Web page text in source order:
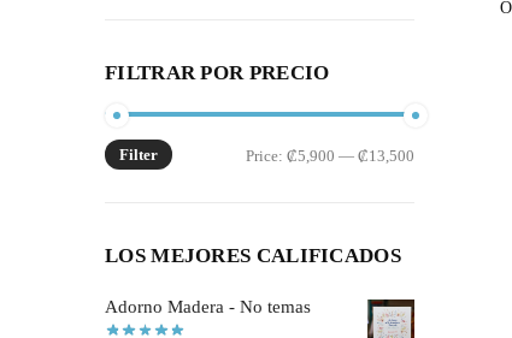
FILTRAR POR PRECIO
Filter Price:₡5,900 —₡13,500
LOS MEJORES CALIFICADOS
Adorno Madera - No temas